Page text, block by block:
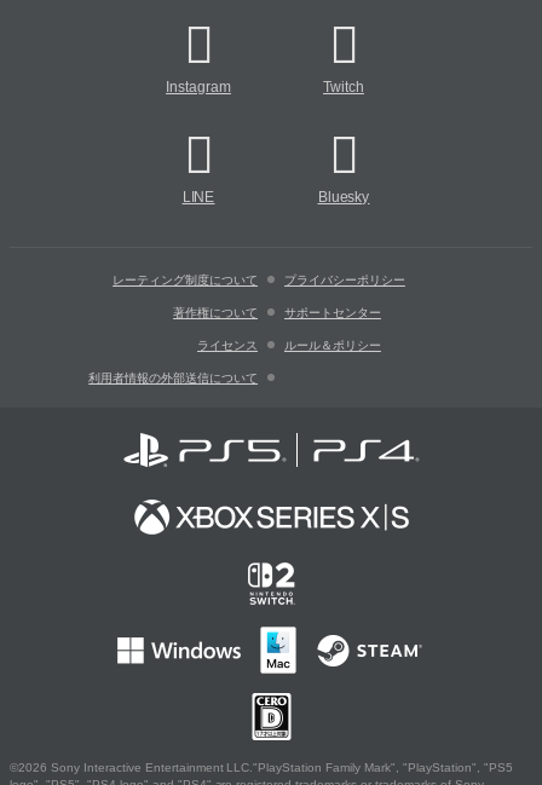
Instagram Twitch
LINE Bluesky
レーティング制度について プライバシーポリシー
著作権について サポートセンター
ライセンス ルール＆ポリシー
利用者情報の外部送信について
©2026 Sony Interactive Entertainment LLC."PlayStation Family Mark", "PlayStation", "PS5